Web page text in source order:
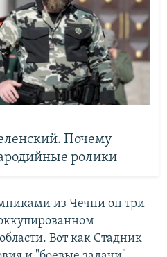
Почему
ролики
из Чечни он три
Вот как Стадник